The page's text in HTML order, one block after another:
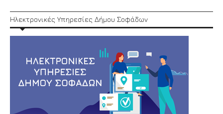
Ηλεκτρονικές Υπηρεσίες Δήμου Σοφάδων